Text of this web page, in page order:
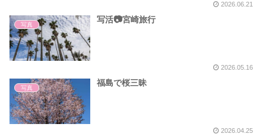
2026.06.21
写真
写活📷宮崎旅行
2026.05.16
写真
福島で桜三昧
2026.04.25